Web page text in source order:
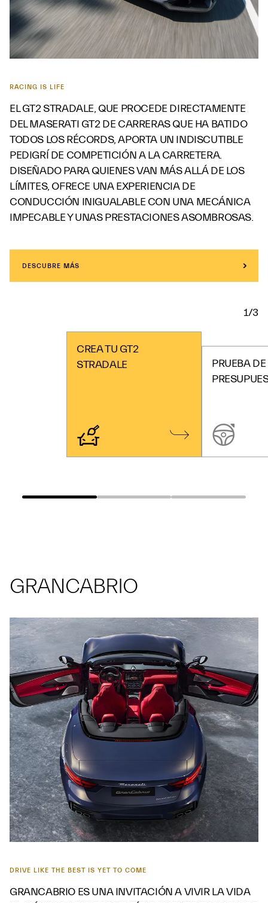
RACING IS LIFE
EL GT2 STRADALE, QUE PROCEDE DIRECTAMENTE
DEL MASERATI GT2 DE CARRERAS QUE HA BATIDO
TODOS LOS RÉCORDS, APORTA UN INDISCUTIBLE
PEDIGRÍ DE COMPETICIÓN A LA CARRETERA.
DISEÑADO PARA QUIENES VAN MÁS ALLÁ DE LOS
LÍMITES, OFRECE UNA EXPERIENCIA DE
CONDUCCIÓN INIGUALABLE CON UNA MECÁNICA
IMPECABLE Y UNAS PRESTACIONES ASOMBROSAS.
DESCUBRE MÁS
1/3
CREA TU GT2
STRADALE
PRUEBA
GRANCABRIO
DRIVE LIKE THE BEST IS YET TO COME
GRANCABRIO ES UNA INVITACIÓN A VIVIR LA VIDA